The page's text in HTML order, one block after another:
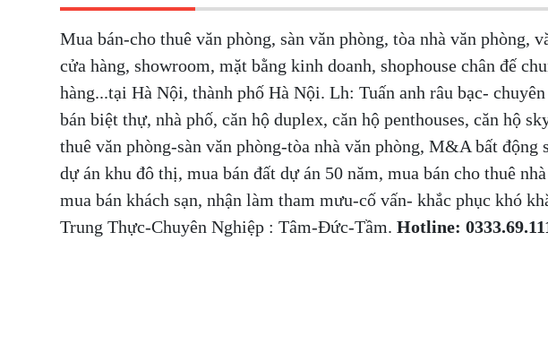
Mua bán-cho thuê văn phòng, sàn văn phòng, tòa nhà văn phòng,
cửa hàng, showroom, mặt bằng kinh doanh, shophouse chân đế
hàng...tại Hà Nội, thành phố Hà Nội. Lh: Tuấn anh râu bạc-
bán biệt thự, nhà phố, căn hộ duplex, căn hộ penthouses, căn hộ
thuê văn phòng-sàn văn phòng-tòa nhà văn phòng, M&A bất động
dự án khu đô thị, mua bán đất dự án 50 năm, mua bán cho thuê
mua bán khách sạn, nhận làm tham mưu-cố vấn- khắc phục khó
Trung Thực-Chuyên Nghiệp : Tâm-Đức-Tầm. Hotline: